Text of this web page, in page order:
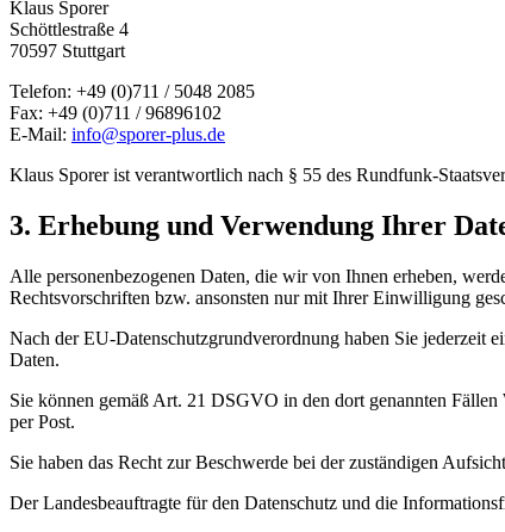
Klaus Sporer
Schöttlestraße 4
70597 Stuttgart
Telefon: +49 (0)711 / 5048 2085
Fax: +49 (0)711 / 96896102
E-Mail: info@sporer-plus.de
Klaus Sporer ist verantwortlich nach § 55 des Rundfunk-
3. Erhebung und Verwendung Ihrer
Alle personenbezogenen Daten, die wir von Ihnen erheben,
Rechtsvorschriften bzw. ansonsten nur mit Ihrer Einwilligung
Nach der EU-Datenschutzgrundverordnung haben Sie jederzeit
Daten.
Sie können gemäß Art. 21 DSGVO in den dort genannten
per Post.
Sie haben das Recht zur Beschwerde bei der zuständigen
Der Landesbeauftragte für den Datenschutz und die